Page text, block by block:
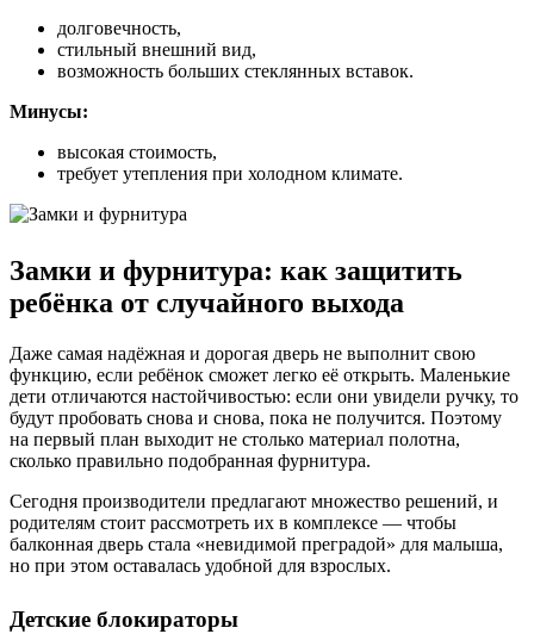
долговечность,
стильный внешний вид,
возможность больших стеклянных вставок.
Минусы:
высокая стоимость,
требует утепления при холодном климате.
Замки и фурнитура: как защитить
ребёнка от случайного выхода
Даже самая надёжная и дорогая дверь не выполнит свою
функцию, если ребёнок сможет легко её открыть. Маленькие
дети отличаются настойчивостью: если они увидели ручку, то
будут пробовать снова и снова, пока не получится. Поэтому
на первый план выходит не столько материал полотна,
сколько правильно подобранная фурнитура.
Сегодня производители предлагают множество решений, и
родителям стоит рассмотреть их в комплексе — чтобы
балконная дверь стала «невидимой преградой» для малыша,
но при этом оставалась удобной для взрослых.
Детские блокираторы